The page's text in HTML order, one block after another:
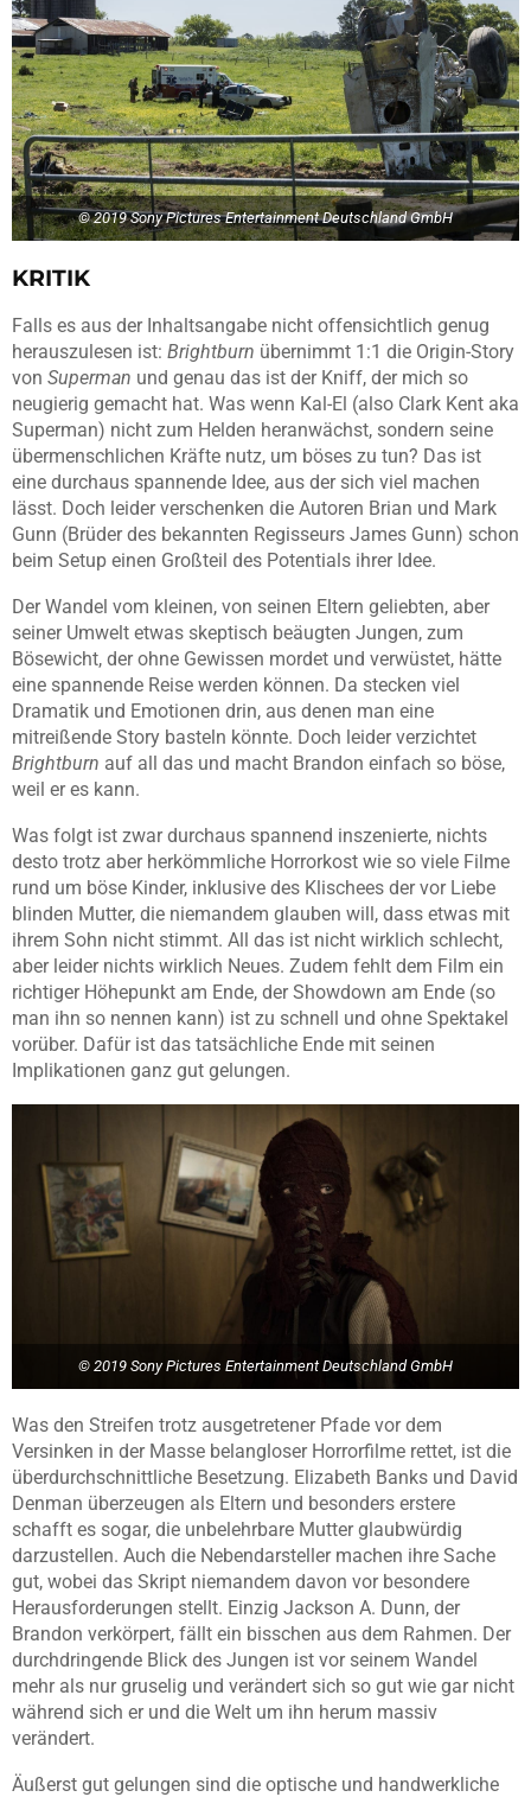
© 2019 Sony Pictures Entertainment Deutschland GmbH
KRITIK
Falls es aus der Inhaltsangabe nicht offensichtlich genug
herauszulesen ist: Brightburn übernimmt 1:1 die Origin-Story
von Superman und genau das ist der Kniff, der mich so
neugierig gemacht hat. Was wenn Kal-El (also Clark Kent aka
Superman) nicht zum Helden heranwächst, sondern seine
übermenschlichen Kräfte nutz, um böses zu tun? Das ist
eine durchaus spannende Idee, aus der sich viel machen
lässt. Doch leider verschenken die Autoren Brian und Mark
Gunn (Brüder des bekannten Regisseurs James Gunn) schon
beim Setup einen Großteil des Potentials ihrer Idee.
Der Wandel vom kleinen, von seinen Eltern geliebten, aber
seiner Umwelt etwas skeptisch beäugten Jungen, zum
Bösewicht, der ohne Gewissen mordet und verwüstet, hätte
eine spannende Reise werden können. Da stecken viel
Dramatik und Emotionen drin, aus denen man eine
mitreißende Story basteln könnte. Doch leider verzichtet
Brightburn auf all das und macht Brandon einfach so böse,
weil er es kann.
Was folgt ist zwar durchaus spannend inszenierte, nichts
desto trotz aber herkömmliche Horrorkost wie so viele Filme
rund um böse Kinder, inklusive des Klischees der vor Liebe
blinden Mutter, die niemandem glauben will, dass etwas mit
ihrem Sohn nicht stimmt. All das ist nicht wirklich schlecht,
aber leider nichts wirklich Neues. Zudem fehlt dem Film ein
richtiger Höhepunkt am Ende, der Showdown am Ende (so
man ihn so nennen kann) ist zu schnell und ohne Spektakel
vorüber. Dafür ist das tatsächliche Ende mit seinen
Implikationen ganz gut gelungen.
© 2019 Sony Pictures Entertainment Deutschland GmbH
Was den Streifen trotz ausgetretener Pfade vor dem
Versinken in der Masse belangloser Horrorfilme rettet, ist die
überdurchschnittliche Besetzung. Elizabeth Banks und David
Denman überzeugen als Eltern und besonders erstere
schafft es sogar, die unbelehrbare Mutter glaubwürdig
darzustellen. Auch die Nebendarsteller machen ihre Sache
gut, wobei das Skript niemandem davon vor besondere
Herausforderungen stellt. Einzig Jackson A. Dunn, der
Brandon verkörpert, fällt ein bisschen aus dem Rahmen. Der
durchdringende Blick des Jungen ist vor seinem Wandel
mehr als nur gruselig und verändert sich so gut wie gar nicht
während sich er und die Welt um ihn herum massiv
verändert.
Äußerst gut gelungen sind die optische und handwerkliche